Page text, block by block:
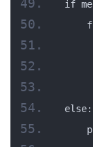
if
else: